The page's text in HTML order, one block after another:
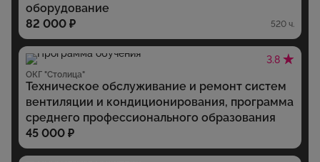
оборудование
82 000 ₽
520 ч.
3.8
ОКГ "Столица"
Техническое обслуживание и ремонт систем
вентиляции и кондиционирования, программа
среднего профессионального образования
45 000 ₽